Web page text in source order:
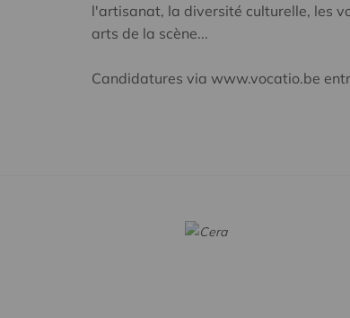
l'artisanat, la diversité culturelle, les
arts de la scène...
Candidatures via www.vocatio.be